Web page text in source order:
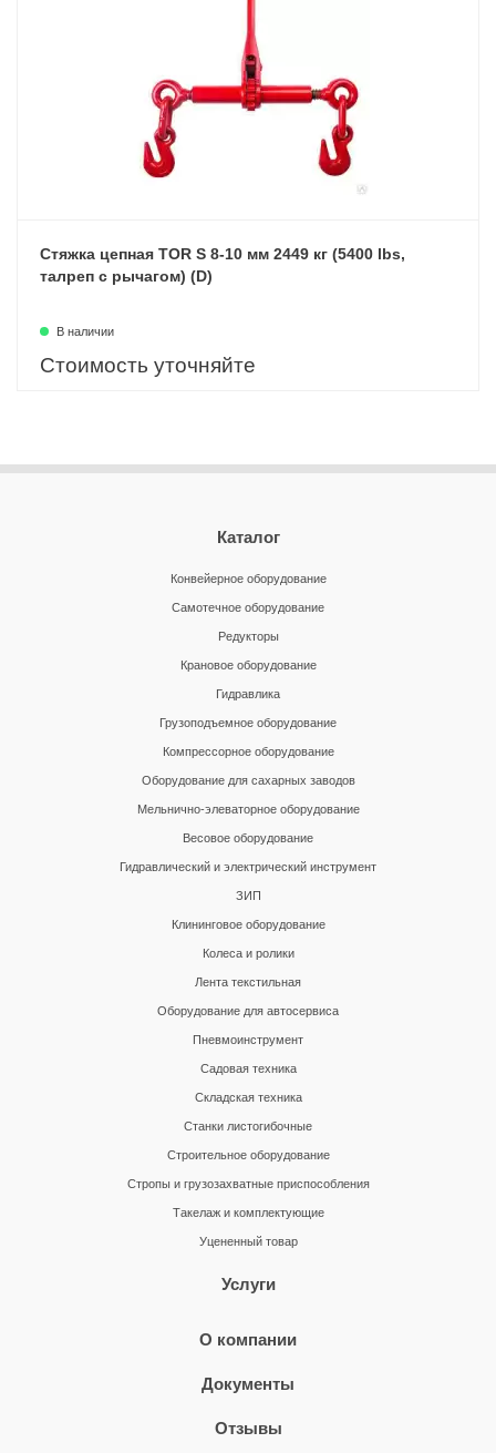
Стяжка цепная TOR S 8-10 мм 2449 кг (5400 lbs,
талреп с рычагом) (D)
В наличии
Стоимость уточняйте
Каталог
Конвейерное оборудование
Самотечное оборудование
Редукторы
Крановое оборудование
Гидравлика
Грузоподъемное оборудование
Компрессорное оборудование
Оборудование для сахарных заводов
Мельнично-элеваторное оборудование
Весовое оборудование
Гидравлический и электрический инструмент
ЗИП
Клининговое оборудование
Колеса и ролики
Лента текстильная
Оборудование для автосервиса
Пневмоинструмент
Садовая техника
Складская техника
Станки листогибочные
Строительное оборудование
Стропы и грузозахватные приспособления
Такелаж и комплектующие
Уцененный товар
Услуги
О компании
Документы
Отзывы